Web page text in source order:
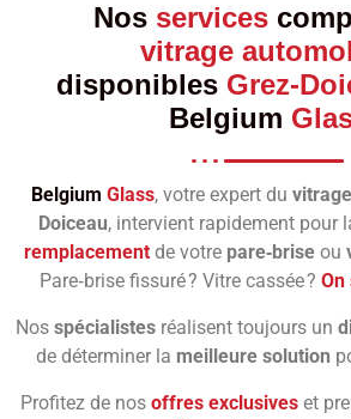
Nos services
vitrage
disponibles Grez-
Belgium
Belgium Glass, votre expert du
Doiceau, intervient rapidement pour
remplacementde votre pare‑briseou
Pare‑brise fissuré ? Vitre cassée ? On
Nos spécialistes réalisent toujours un
de déterminer la meilleure solution
Profitez de nos offres exclusiveset